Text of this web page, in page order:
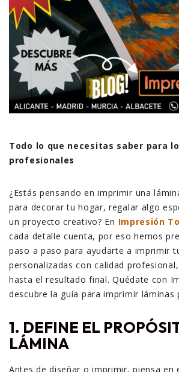
Todo lo que necesitas saber para
profesionales
¿Estás pensando en imprimir una
para decorar tu hogar, regalar algo
un proyecto creativo? En Impresión
cada detalle cuenta, por eso hemos
paso a paso para ayudarte a imprimir
personalizadas con calidad
hasta el resultado final. Quédate con
descubre la guía para imprimir láminas
1. DEFINE EL
LÁMINA
Antes de diseñar o imprimir, piensa en